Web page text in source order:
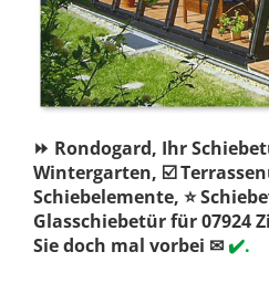
⏩ Rondogard, Ihr
Wintergarten, ☑️
Schiebelemente, ⭐
Glasschiebetür für 07924
Sie doch mal vorbei ✉✔️.